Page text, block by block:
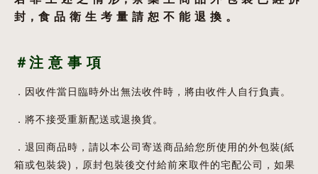
封，食 品 衛 生 考 量 請 恕 不 能 退 換 。
＃注 意 事 項
．因收件當日臨時外出無法收件時，將由收件人自行負責。
．將不接受重新配送或退換貨。
．退回商品時，請以本公司寄送商品給您所使用的外包裝(紙
箱或包裝袋)，原封包裝後交付給前來取件的宅配公司，如果